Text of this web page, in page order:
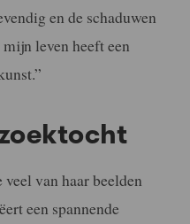
en de schaduwen
leven heeft een
van haar beelden
een spannende